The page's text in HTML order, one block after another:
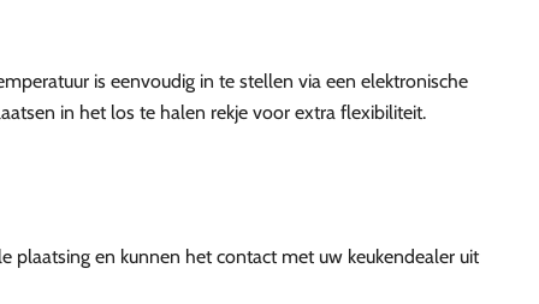
is eenvoudig in te stellen via een elektronische
in het los te halen rekje voor extra flexibiliteit.
plaatsing en kunnen het contact met uw keukendealer uit